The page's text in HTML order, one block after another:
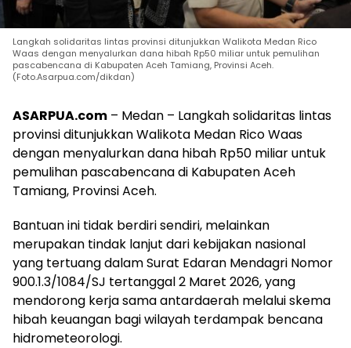
Langkah solidaritas lintas provinsi ditunjukkan Walikota Medan Rico
Waas dengan menyalurkan dana hibah Rp50 miliar untuk pemulihan
pascabencana di Kabupaten Aceh Tamiang, Provinsi Aceh.
(Foto.Asarpua.com/dikdan)
ASARPUA.com – Medan – Langkah solidaritas lintas
provinsi ditunjukkan Walikota Medan Rico Waas
dengan menyalurkan dana hibah Rp50 miliar untuk
pemulihan pascabencana di Kabupaten Aceh
Tamiang, Provinsi Aceh.
Bantuan ini tidak berdiri sendiri, melainkan
merupakan tindak lanjut dari kebijakan nasional
yang tertuang dalam Surat Edaran Mendagri Nomor
900.1.3/1084/SJ tertanggal 2 Maret 2026, yang
mendorong kerja sama antardaerah melalui skema
hibah keuangan bagi wilayah terdampak bencana
hidrometeorologi.